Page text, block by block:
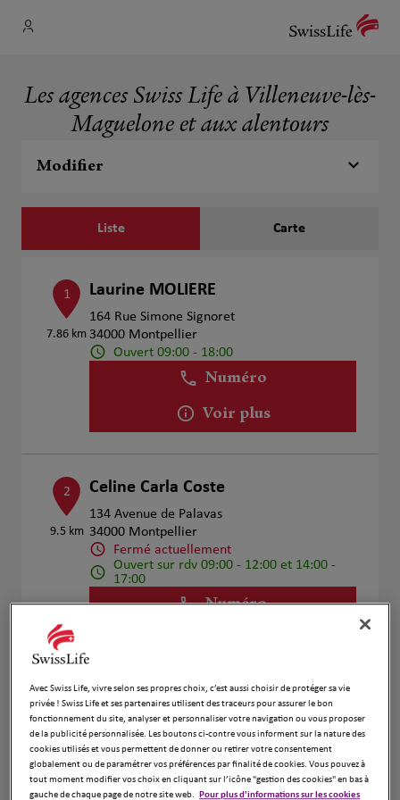
Les agences Swiss Life à Villeneuve-lès-
Maguelone et aux alentours
Modifier
Liste Carte
1
7.86 km
Laurine MOLIERE
164 Rue Simone Signoret
34000 Montpellier
Ouvert 09:00 - 18:00
Numéro
Voir plus
2
9.5 km
Celine Carla Coste
134 Avenue de Palavas
34000 Montpellier
Fermé actuellement
Ouvert sur rdv 09:00 - 12:00 et 14:00 -
17:00
Numéro
3
11.06
Frederick Guiller
10 Place Jean Jaures
34110 Frontignan
Fermé actuellement
Avec Swiss Life, vivre selon ses propres choix, c’est aussi choisir de protéger sa vie
privée ! Swiss Life et ses partenaires utilisent des traceurs pour assurer le bon
fonctionnement du site, analyser et personnaliser votre navigation ou vous proposer
de la publicité personnalisée. Les boutons ci-contre vous informent sur la nature des
cookies utilisés et vous permettent de donner ou retirer votre consentement
globalement ou de paramétrer vos préférences par finalité de cookies. Vous pouvez à
tout moment modifier vos choix en cliquant sur l’icône "gestion des cookies" en bas à
gauche de chaque page de notre site web. Pour plus d'informations sur les cookies